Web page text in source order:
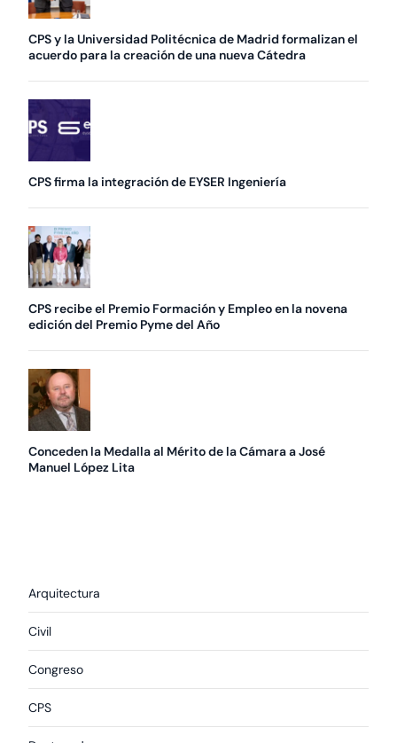
CPS y la Universidad Politécnica de Madrid formalizan el
acuerdo para la creación de una nueva Cátedra
CPS firma la integración de EYSER Ingeniería
CPS recibe el Premio Formación y Empleo en la novena
edición del Premio Pyme del Año
Conceden la Medalla al Mérito de la Cámara a José
Manuel López Lita
Arquitectura
Civil
Congreso
CPS